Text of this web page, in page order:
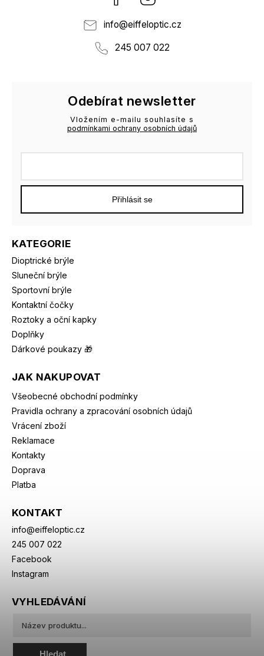
info@eiffeloptic.cz
245 007 022
KATEGORIE
Dioptrické brýle
Sluneční brýle
Sportovní brýle
Kontaktní čočky
Roztoky a oční kapky
Doplňky
Dárkové poukazy 🎁
JAK NAKUPOVAT
Všeobecné obchodní podmínky
Pravidla ochrany a zpracování osobních údajů
Vrácení zboží
Reklamace
Kontakty
Doprava
Platba
KONTAKT
info@eiffeloptic.cz
245 007 022
Facebook
Instagram
Odebírat newsletter
Vložením e-mailu souhlasíte s
podmínkami ochrany osobních údajů
Přihlásit se
VYHLEDÁVÁNÍ